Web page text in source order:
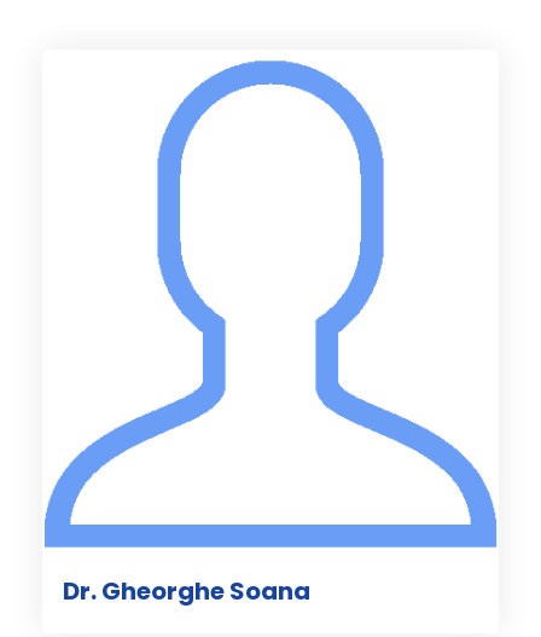
Dr. Gheorghe Soana